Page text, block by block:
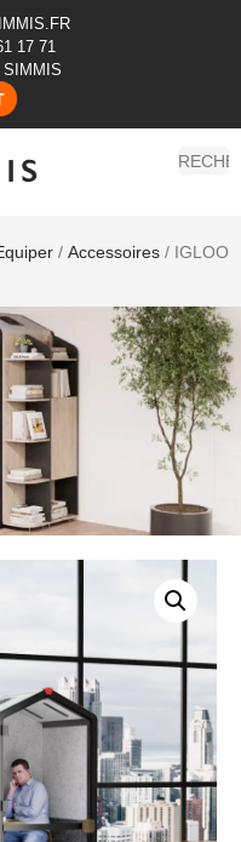
17 71
SIMMIS
/ Accessoires / IGLOO